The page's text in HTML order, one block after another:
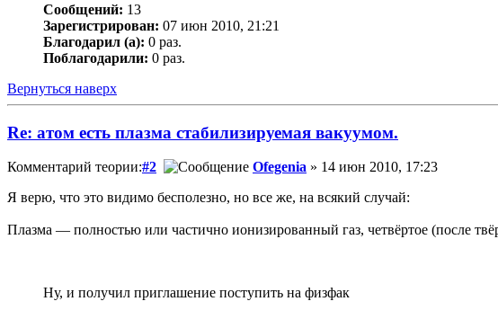
Сообщений: 13
Зарегистрирован: 07 июн 2010, 21:21
Благодарил (а): 0 раз.
Поблагодарили: 0 раз.
Вернуться наверх
Re: атом есть плазма стабилизируемая вакуумом.
Комментарий теории:#2 Ofegenia » 14 июн 2010, 17:23
Я верю, что это видимо бесполезно, но все же, на всякий случай:
Плазма — полностью или частично ионизированный газ, четвёртое (после
Ну, и получил приглашение поступить на физфак